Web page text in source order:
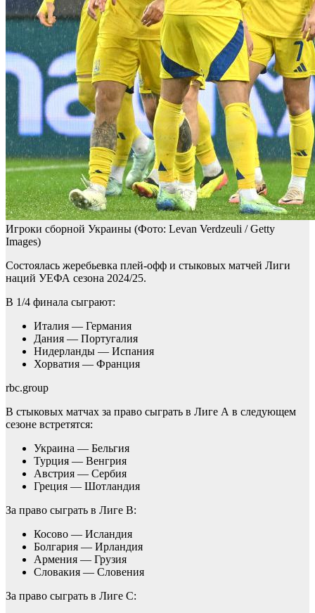
Игроки сборной Украины (Фото: Levan Verdzeuli / Getty
Images)
Состоялась жеребьевка плей-офф и стыковых матчей Лиги
наций УЕФА сезона 2024/25.
В 1/4 финала сыграют:
Италия — Германия
Дания — Португалия
Нидерланды — Испания
Хорватия — Франция
rbc.group
В стыковых матчах за право сыграть в Лиге А в следующем
сезоне встретятся:
Украина — Бельгия
Турция — Венгрия
Австрия — Сербия
Греция — Шотландия
За право сыграть в Лиге В:
Косово — Исландия
Болгария — Ирландия
Армения — Грузия
Словакия — Словения
За право сыграть в Лиге С: